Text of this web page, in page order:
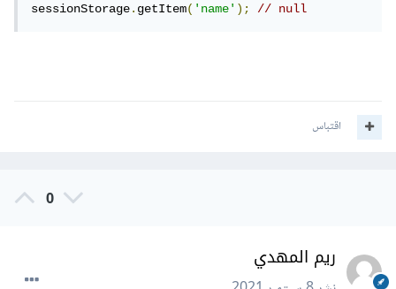
sessionStorage.getItem('name'); // null
اقتباس
0
ريم المهدي